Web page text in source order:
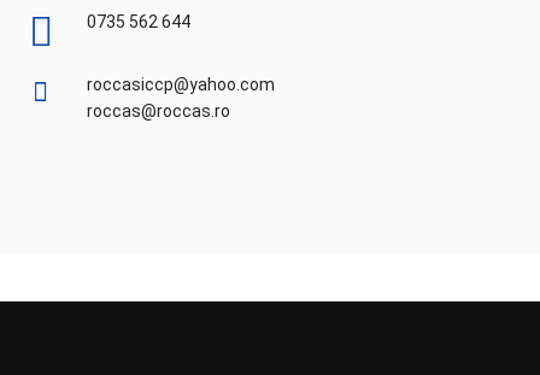
0735 562 644
roccasiccp@yahoo.com
roccas@roccas.ro